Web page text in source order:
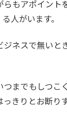
もアポイント
人がいます。
ジネスで無いと
までもしつこ
きりとお断り